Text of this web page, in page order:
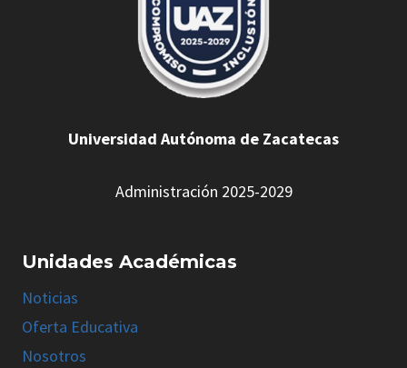
Universidad Autónoma de Zacatecas
Administración 2025-2029
Unidades Académicas
Noticias
Oferta Educativa
Nosotros